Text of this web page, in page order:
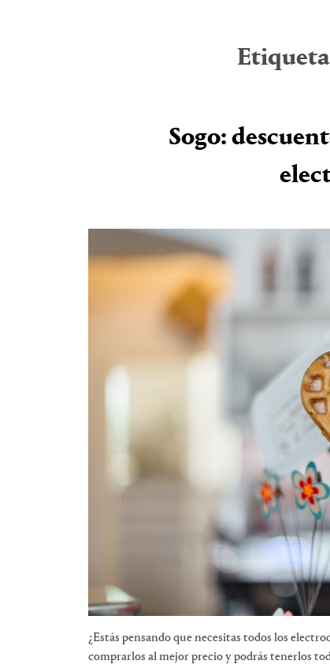
Sogo:
¿Estás pensando que necesitas todos los
comprarlos al mejor precio y podrás tenerlos